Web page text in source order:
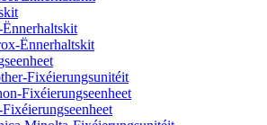
Ënnerhaltskit
Fixéierungsunitéit
Fixéierungseenheet